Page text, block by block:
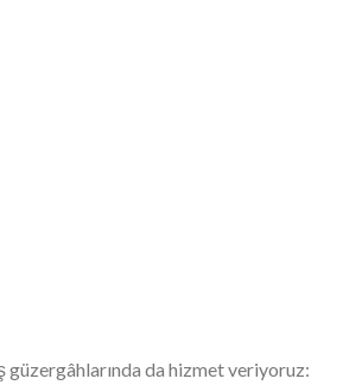
güzergâhlarında da hizmet veriyoruz: